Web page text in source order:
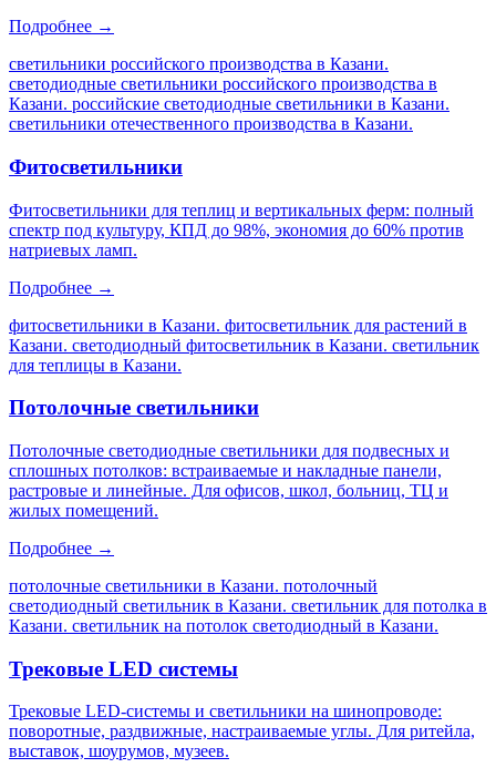
Подробнее →
светильники российского производства в Казани.
светодиодные светильники российского производства в
Казани. российские светодиодные светильники в Казани.
светильники отечественного производства в Казани.
Фитосветильники
Фитосветильники для теплиц и вертикальных ферм: полный
спектр под культуру, КПД до 98%, экономия до 60% против
натриевых ламп.
Подробнее →
фитосветильники в Казани. фитосветильник для растений в
Казани. светодиодный фитосветильник в Казани. светильник
для теплицы в Казани.
Потолочные светильники
Потолочные светодиодные светильники для подвесных и
сплошных потолков: встраиваемые и накладные панели,
растровые и линейные. Для офисов, школ, больниц, ТЦ и
жилых помещений.
Подробнее →
потолочные светильники в Казани. потолочный
светодиодный светильник в Казани. светильник для потолка в
Казани. светильник на потолок светодиодный в Казани.
Трековые LED системы
Трековые LED-системы и светильники на шинопроводе:
поворотные, раздвижные, настраиваемые углы. Для ритейла,
выставок, шоурумов, музеев.